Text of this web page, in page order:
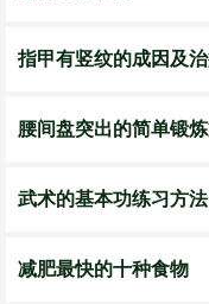
指甲有竖纹的成因及
腰间盘突出的简单锻
武术的基本功练习方法
减肥最快的十种食物